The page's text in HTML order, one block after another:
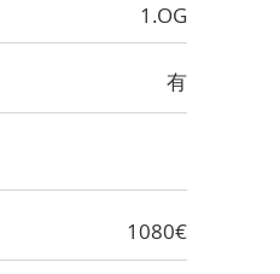
1.OG
有
1080€